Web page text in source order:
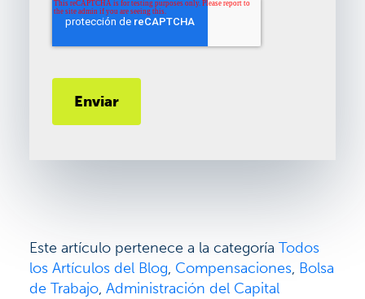
Este artículo pertenece a la categoría Todos
los Artículos del Blog, Compensaciones, Bolsa
de Trabajo, Administración del Capital